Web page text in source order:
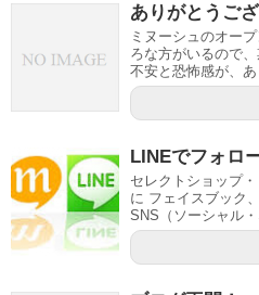
ありがとうご
ミヌーシュのオー
ろな方がいるので
不安と恐怖感が、あ
LINEでフォロ
セレクトショップ
に フェイスブック
SNS（ソーシャル